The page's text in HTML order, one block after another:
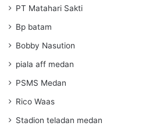
PT Matahari Sakti
Bp batam
Bobby Nasution
piala aff medan
PSMS Medan
Rico Waas
Stadion teladan medan